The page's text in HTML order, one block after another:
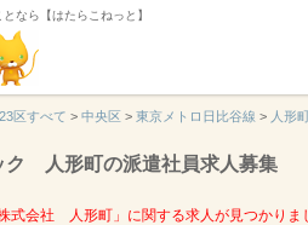
なら【はたらこねっと】
23区すべて > 中央区 > 東京メトロ日比谷線 > 人形
人形町の派遣社員求人募集
式会社 人形町」に関する求人が見つかりま